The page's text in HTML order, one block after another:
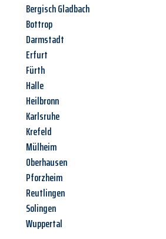
Bergisch Gladbach
Bottrop
Darmstadt
Erfurt
Fürth
Halle
Heilbronn
Karlsruhe
Krefeld
Mülheim
Oberhausen
Pforzheim
Reutlingen
Solingen
Wuppertal